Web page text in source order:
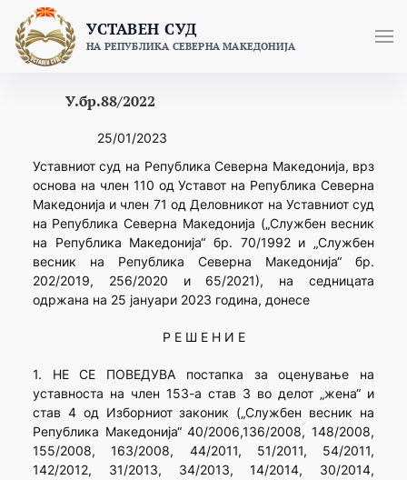
content
УСТАВЕН СУД
НА РЕПУБЛИКА СЕВЕРНА МАКЕДОНИЈА
У.бр.88/2022
25/01/2023
Уставниот суд на Република Северна Македонија, врз
основа на член 110 од Уставот на Република Северна
Македонија и член 71 од Деловникот на Уставниот суд
на Република Северна Македонија („Службен весник
на Република Македонија“ бр. 70/1992 и „Службен
весник на Република Северна Македонија“ бр.
202/2019, 256/2020 и 65/2021), на седницата
одржана на 25 јануари 2023 година, донесе
Р Е Ш Е Н И Е
1. НЕ СЕ ПОВЕДУВА постапка за оценување на
уставноста на член 153-а став 3 во делот „жена“ и
став 4 од Изборниот законик („Службен весник на
Република Македонија“ 40/2006,136/2008, 148/2008,
155/2008, 163/2008, 44/2011, 51/2011, 54/2011,
142/2012, 31/2013, 34/2013, 14/2014, 30/2014,